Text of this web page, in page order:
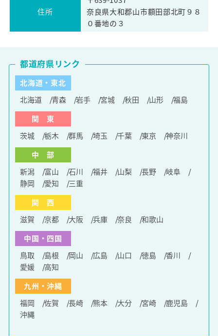
住所
奈良県大和郡山市額田部北町９８
０番地の３
北海道・東北
北海道
青森 岩手 宮城 秋田 山形
福島
関 東
茨城
栃木 群馬 埼玉 千葉 東京
神奈川
中 部
新潟
富山 石川 福井 山梨 長野
岐阜
静岡
愛知
三重
関 西
滋賀
京都 大阪 兵庫 奈良
和歌山
中国・四国
鳥取
島根 岡山 広島 山口 徳島
香川
愛媛
高知
九州・沖縄
福岡
佐賀 長崎 熊本 大分 宮崎
鹿児島
沖縄
都道府県リンク